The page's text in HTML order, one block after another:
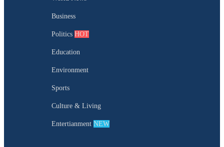
Business
Politics HOT
Education
Environment
Sports
Culture & Living
Entertianment NEW